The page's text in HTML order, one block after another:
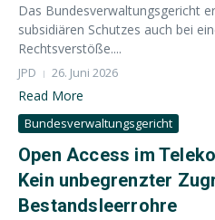
Das Bundesverwaltungsgericht
subsidiären Schutzes auch bei
Rechtsverstöße....
JPD 26. Juni 2026
Read More
Bundesverwaltungsgericht
Open Access im
Kein unbegrenzter
Bestandsleerrohre